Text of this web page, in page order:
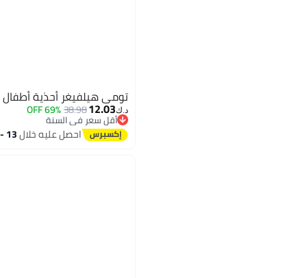
تومي هيلفيغر أحذية أطفال
د.ك‏12.03
38.98
69% OFF
أقل سعر في السنة
أقل سعر في السنة
احصل عليه خلال13 - 14 اغسطس